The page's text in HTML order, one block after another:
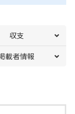
収支
載者情報